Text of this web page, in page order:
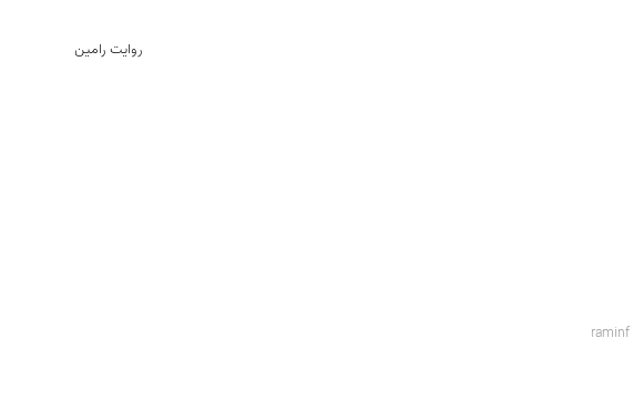
روایت رامین
raminf